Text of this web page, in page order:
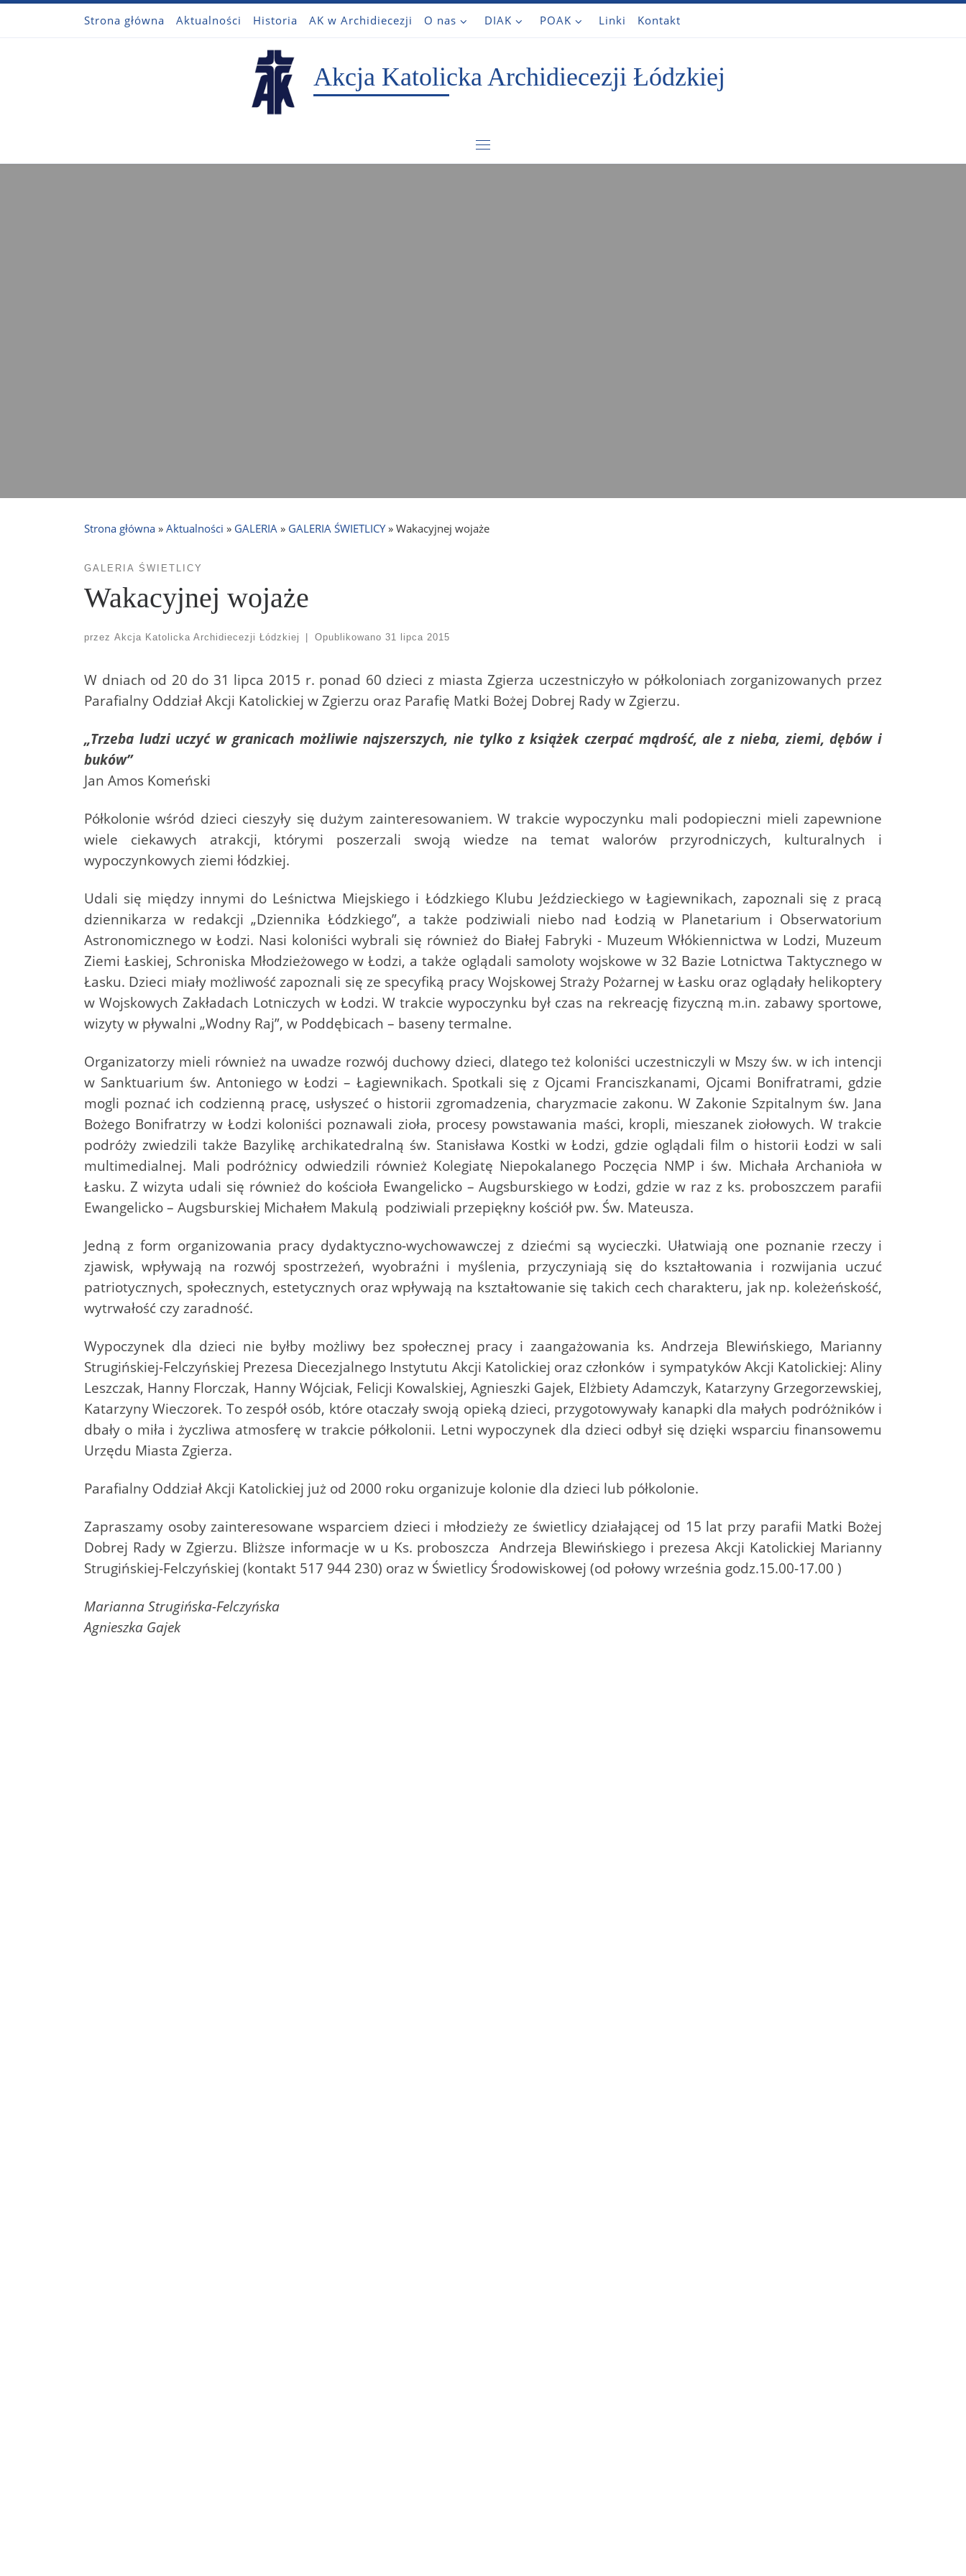
Przejdź do treściStrona główna Aktualności Historia AK w Archidiecezji O nas DIAK POAK Linki Kontakt
Akcja Katolicka Archidiecezji Łódzkiej
Strona główna » Aktualności » GALERIA » GALERIA ŚWIETLICY » Wakacyjnej wojaże
GALERIA ŚWIETLICY
Wakacyjnej wojaże
przez Akcja Katolicka Archidiecezji Łódzkiej Opublikowano 31 lipca 2015
W dniach od 20 do 31 lipca 2015 r. ponad 60 dzieci z miasta Zgierza uczestniczyło w półkoloniach zorganizowanych przez
Parafialny Oddział Akcji Katolickiej w Zgierzu oraz Parafię Matki Bożej Dobrej Rady w Zgierzu.
„Trzeba ludzi uczyć w granicach możliwie najszerszych, nie tylko z książek czerpać mądrość, ale z nieba, ziemi, dębów i
buków”
Jan Amos Komeński
Półkolonie wśród dzieci cieszyły się dużym zainteresowaniem. W trakcie wypoczynku mali podopieczni mieli zapewnione
wiele ciekawych atrakcji, którymi poszerzali swoją wiedze na temat walorów przyrodniczych, kulturalnych i
wypoczynkowych ziemi łódzkiej.
Udali się między innymi do Leśnictwa Miejskiego i Łódzkiego Klubu Jeździeckiego w Łagiewnikach, zapoznali się z pracą
dziennikarza w redakcji „Dziennika Łódzkiego”, a także podziwiali niebo nad Łodzią w Planetarium i Obserwatorium
Astronomicznego w Łodzi. Nasi koloniści wybrali się również do Białej Fabryki - Muzeum Włókiennictwa w Lodzi, Muzeum
Ziemi Łaskiej, Schroniska Młodzieżowego w Łodzi, a także oglądali samoloty wojskowe w 32 Bazie Lotnictwa Taktycznego w
Łasku. Dzieci miały możliwość zapoznali się ze specyfiką pracy Wojskowej Straży Pożarnej w Łasku oraz oglądały helikoptery
w Wojskowych Zakładach Lotniczych w Łodzi. W trakcie wypoczynku był czas na rekreację fizyczną m.in. zabawy sportowe,
wizyty w pływalni „Wodny Raj”, w Poddębicach – baseny termalne.
Organizatorzy mieli również na uwadze rozwój duchowy dzieci, dlatego też koloniści uczestniczyli w Mszy św. w ich intencji
w Sanktuarium św. Antoniego w Łodzi – Łagiewnikach. Spotkali się z Ojcami Franciszkanami, Ojcami Bonifratrami, gdzie
mogli poznać ich codzienną pracę, usłyszeć o historii zgromadzenia, charyzmacie zakonu. W Zakonie Szpitalnym św. Jana
Bożego Bonifratrzy w Łodzi koloniści poznawali zioła, procesy powstawania maści, kropli, mieszanek ziołowych. W trakcie
podróży zwiedzili także Bazylikę archikatedralną św. Stanisława Kostki w Łodzi, gdzie oglądali film o historii Łodzi w sali
multimedialnej. Mali podróżnicy odwiedzili również Kolegiatę Niepokalanego Poczęcia NMP i św. Michała Archanioła w
Łasku. Z wizyta udali się również do kościoła Ewangelicko – Augsburskiego w Łodzi, gdzie w raz z ks. proboszczem parafii
Ewangelicko – Augsburskiej Michałem Makulą podziwiali przepiękny kościół pw. Św. Mateusza.
Jedną z form organizowania pracy dydaktyczno-wychowawczej z dziećmi są wycieczki. Ułatwiają one poznanie rzeczy i
zjawisk, wpływają na rozwój spostrzeżeń, wyobraźni i myślenia, przyczyniają się do kształtowania i rozwijania uczuć
patriotycznych, społecznych, estetycznych oraz wpływają na kształtowanie się takich cech charakteru, jak np. koleżeńskość,
wytrwałość czy zaradność.
Wypoczynek dla dzieci nie byłby możliwy bez społecznej pracy i zaangażowania ks. Andrzeja Blewińskiego, Marianny
Strugińskiej-Felczyńskiej Prezesa Diecezjalnego Instytutu Akcji Katolickiej oraz członków i sympatyków Akcji Katolickiej: Aliny
Leszczak, Hanny Florczak, Hanny Wójciak, Felicji Kowalskiej, Agnieszki Gajek, Elżbiety Adamczyk, Katarzyny Grzegorzewskiej,
Katarzyny Wieczorek. To zespół osób, które otaczały swoją opieką dzieci, przygotowywały kanapki dla małych podróżników i
dbały o miła i życzliwa atmosferę w trakcie półkolonii. Letni wypoczynek dla dzieci odbył się dzięki wsparciu finansowemu
Urzędu Miasta Zgierza.
Parafialny Oddział Akcji Katolickiej już od 2000 roku organizuje kolonie dla dzieci lub półkolonie.
Zapraszamy osoby zainteresowane wsparciem dzieci i młodzieży ze świetlicy działającej od 15 lat przy parafii Matki Bożej
Dobrej Rady w Zgierzu. Bliższe informacje w u Ks. proboszcza Andrzeja Blewińskiego i prezesa Akcji Katolickiej Marianny
Strugińskiej-Felczyńskiej (kontakt 517 944 230) oraz w Świetlicy Środowiskowej (od połowy września godz.15.00-17.00 )
Marianna Strugińska-Felczyńska
Agnieszka Gajek